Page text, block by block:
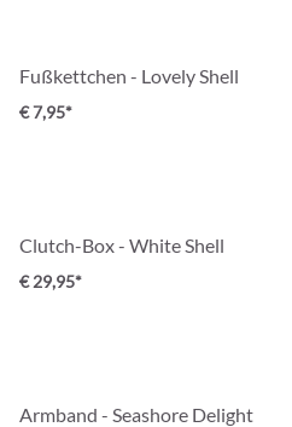
Fußkettchen - Lovely Shell
€ 7,95*
Clutch-Box - White Shell
€ 29,95*
Armband - Seashore Delight